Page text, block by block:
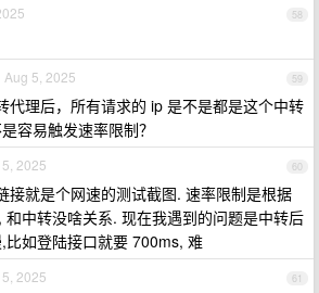
58
59
Aug 5, 2025
代理后，所有请求的 ip 是不是都是这个中转
容易触发速率限制？
60
2025
接就是个网速的测试截图. 速率限制是根据
中转没啥关系. 现在我遇到的问题是中转后
比如登陆接口就要 700ms, 难
61
2025